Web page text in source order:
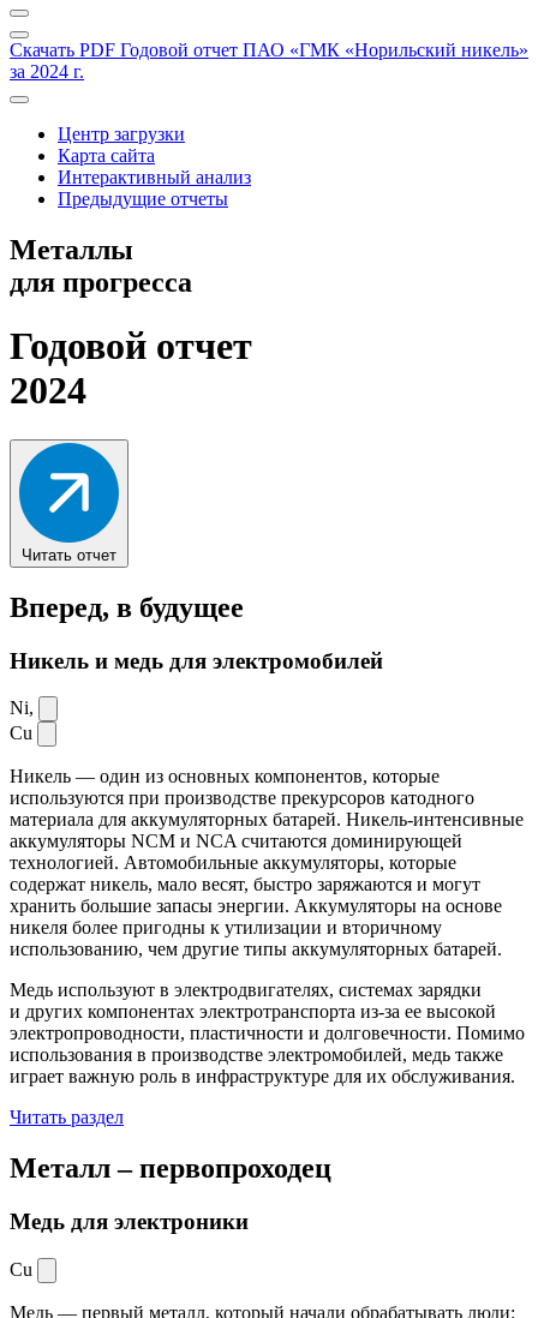
Скачать PDF Годовой отчет ПАО «ГМК «Норильский никель»
за 2024 г.
Центр загрузки
Карта сайта
Интерактивный анализ
Предыдущие отчеты
Металлы
для прогресса
Годовой отчет
2024
Читать отчет
Вперед, в будущее
Никель и медь для электромобилей
Ni,
Cu
Никель — один из основных компонентов, которые
используются при производстве прекурсоров катодного
материала для аккумуляторных батарей. Никель-интенсивные
аккумуляторы NCM и NCA считаются доминирующей
технологией. Автомобильные аккумуляторы, которые
содержат никель, мало весят, быстро заряжаются и могут
хранить большие запасы энергии. Аккумуляторы на основе
никеля более пригодны к утилизации и вторичному
использованию, чем другие типы аккумуляторных батарей.
Медь используют в электродвигателях, системах зарядки
и других компонентах электротранспорта из-за ее высокой
электропроводности, пластичности и долговечности. Помимо
использования в производстве электромобилей, медь также
играет важную роль в инфраструктуре для их обслуживания.
Читать раздел
Металл –первопроходец
Медь для электроники
Cu
Медь — первый металл, который начали обрабатывать люди: